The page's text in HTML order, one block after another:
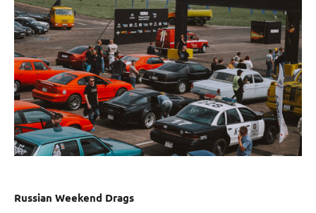
Russian Weekend Drags